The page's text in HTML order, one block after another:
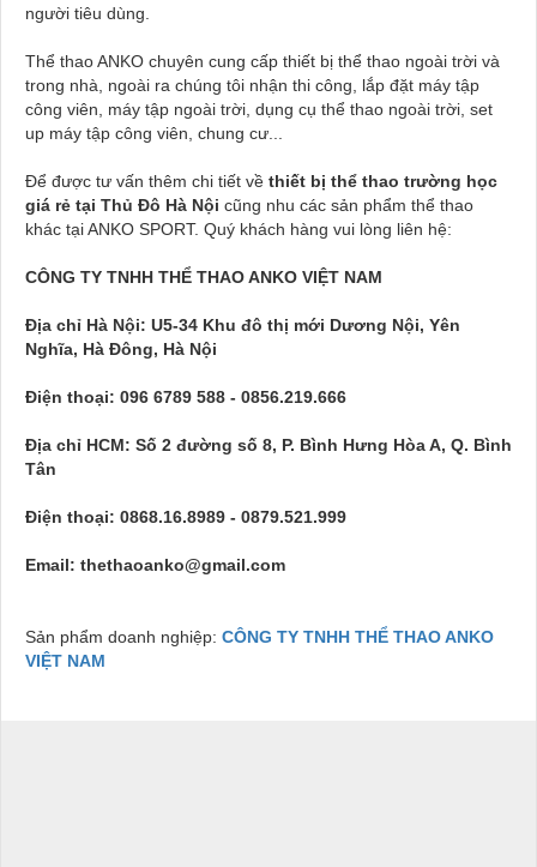
người tiêu dùng.
Thể thao ANKO chuyên cung cấp thiết bị thể thao ngoài trời và
trong nhà, ngoài ra chúng tôi nhận thi công, lắp đặt máy tập
công viên, máy tập ngoài trời, dụng cụ thể thao ngoài trời, set
up máy tập công viên, chung cư...
Để được tư vấn thêm chi tiết về thiết bị thể thao trường học
giá rẻ tại Thủ Đô Hà Nội cũng nhu các sản phẩm thể thao
khác tại ANKO SPORT. Quý khách hàng vui lòng liên hệ:
CÔNG TY TNHH THỂ THAO ANKO VIỆT NAM
Địa chỉ Hà Nội: U5-34 Khu đô thị mới Dương Nội, Yên
Nghĩa, Hà Đông, Hà Nội
Điện thoại: 096 6789 588 - 0856.219.666
Địa chỉ HCM: Số 2 đường số 8, P. Bình Hưng Hòa A, Q. Bình
Tân
Điện thoại: 0868.16.8989 - 0879.521.999
Email: thethaoanko@gmail.com
Sản phẩm doanh nghiệp: CÔNG TY TNHH THỂ THAO ANKO
VIỆT NAM